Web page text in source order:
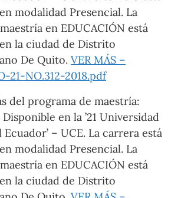
modalidad Presencial. La
en EDUCACIÓN está
la ciudad de Distrito
De Quito. VER MÁS –
21-NO.312-2018.pdf
del programa de maestría:
en la ’21 Universidad
– UCE. La carrera está
modalidad Presencial. La
en EDUCACIÓN está
la ciudad de Distrito